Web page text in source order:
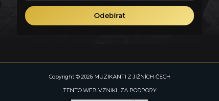
Odebírat
Copyright © 2026 MUZIKANTI Z JIŽNÍCH ČECH
TENTO WEB VZNIKL ZA PODPORY